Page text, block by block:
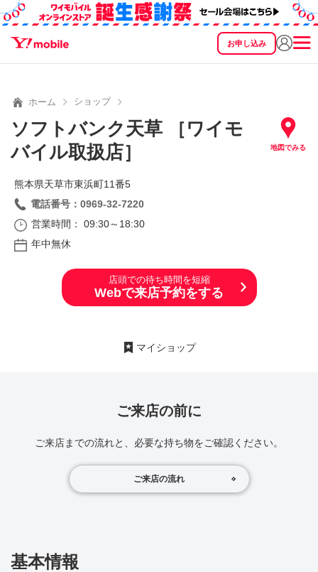
お申し込み
SEARCH
ホーム ショップ
ソフトバンク天草 ［ワイモ
バイル取扱店］
地図でみる
熊本県天草市東浜町11番5
電話番号：0969-32-7220
営業時間： 09:30～18:30
年中無休
店頭での待ち時間を短縮
Webで来店予約をする
マイショップ
ご来店の前に
ご来店までの流れと、必要な持ち物をご確認ください。
ご来店の流れ
基本情報